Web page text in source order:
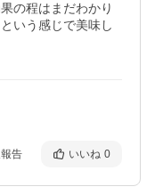
の程はまだわかり
いう感じで美味し
告 いいね 0